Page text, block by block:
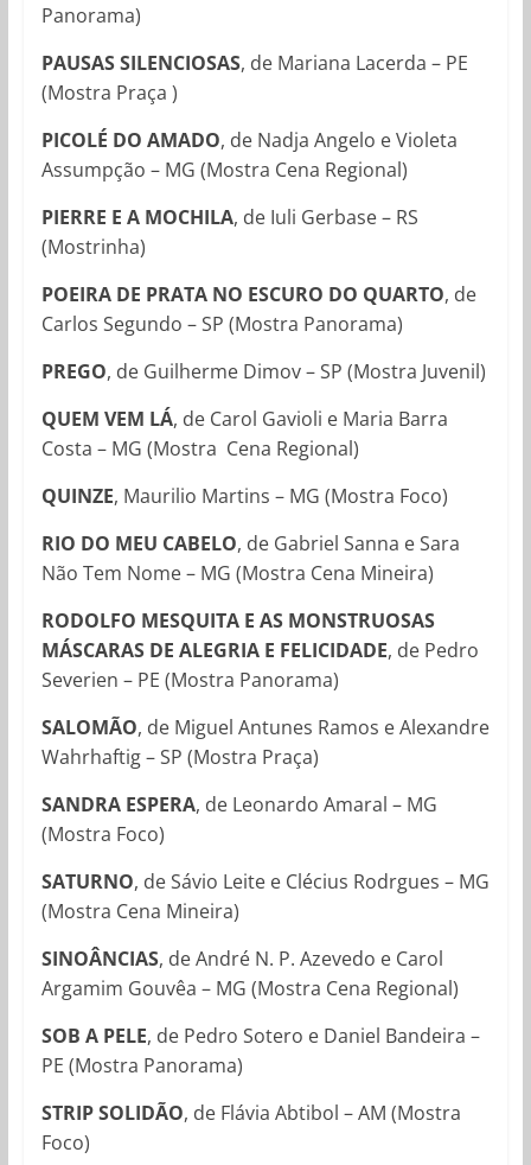
Panorama)
PAUSAS SILENCIOSAS, de Mariana Lacerda – PE
(Mostra Praça )
PICOLÉ DO AMADO, de Nadja Angelo e Violeta
Assumpção – MG (Mostra Cena Regional)
PIERRE E A MOCHILA, de Iuli Gerbase – RS
(Mostrinha)
POEIRA DE PRATA NO ESCURO DO QUARTO, de
Carlos Segundo – SP (Mostra Panorama)
PREGO, de Guilherme Dimov – SP (Mostra Juvenil)
QUEM VEM LÁ, de Carol Gavioli e Maria Barra
Costa – MG (Mostra Cena Regional)
QUINZE, Maurilio Martins – MG (Mostra Foco)
RIO DO MEU CABELO, de Gabriel Sanna e Sara
Não Tem Nome – MG (Mostra Cena Mineira)
RODOLFO MESQUITA E AS MONSTRUOSAS
MÁSCARAS DE ALEGRIA E FELICIDADE, de Pedro
Severien – PE (Mostra Panorama)
SALOMÃO, de Miguel Antunes Ramos e Alexandre
Wahrhaftig – SP (Mostra Praça)
SANDRA ESPERA, de Leonardo Amaral – MG
(Mostra Foco)
SATURNO, de Sávio Leite e Clécius Rodrgues – MG
(Mostra Cena Mineira)
SINOÂNCIAS, de André N. P. Azevedo e Carol
Argamim Gouvêa – MG (Mostra Cena Regional)
SOB A PELE, de Pedro Sotero e Daniel Bandeira –
PE (Mostra Panorama)
STRIP SOLIDÃO, de Flávia Abtibol – AM (Mostra
Foco)